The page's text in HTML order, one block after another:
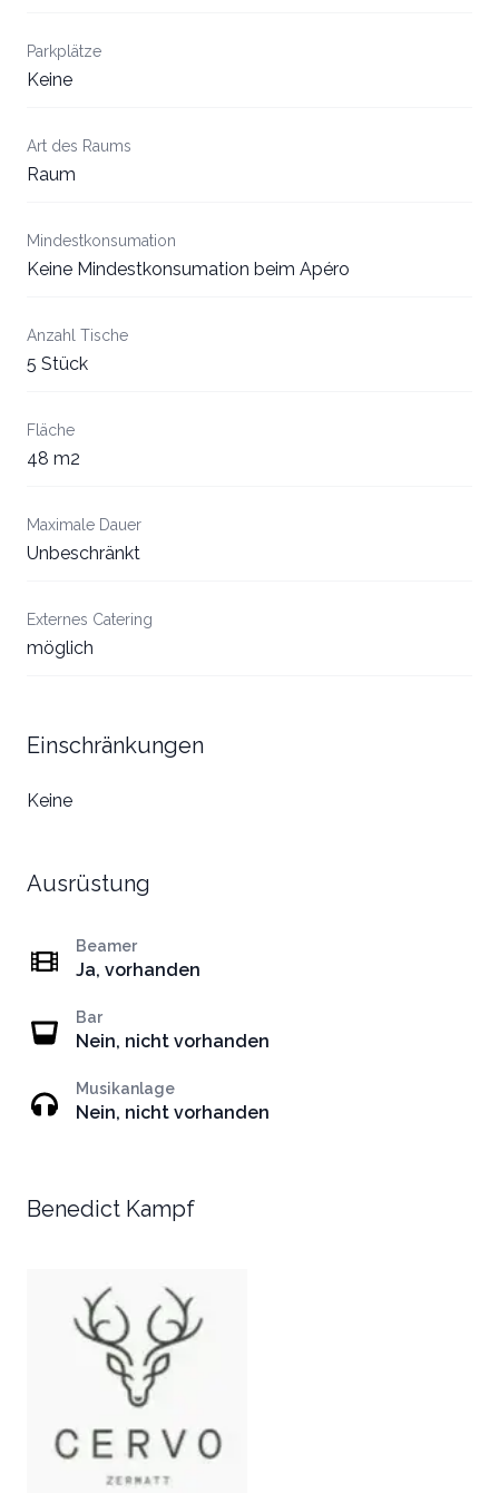
Parkplätze
Keine
Art des Raums
Raum
Mindestkonsumation
Keine Mindestkonsumation beim Apéro
Anzahl Tische
5 Stück
Fläche
48 m2
Maximale Dauer
Unbeschränkt
Externes Catering
möglich
Einschränkungen
Keine
Ausrüstung
Beamer
Ja, vorhanden
Bar
Nein, nicht vorhanden
Musikanlage
Nein, nicht vorhanden
Benedict Kampf